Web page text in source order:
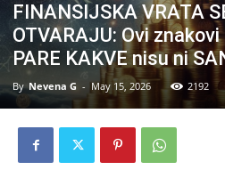
FINANSIJSKA VRATA
OTVARAJU: Ovi
PARE KAKVE nisu ni
By Nevena G - May 15, 2026 2192